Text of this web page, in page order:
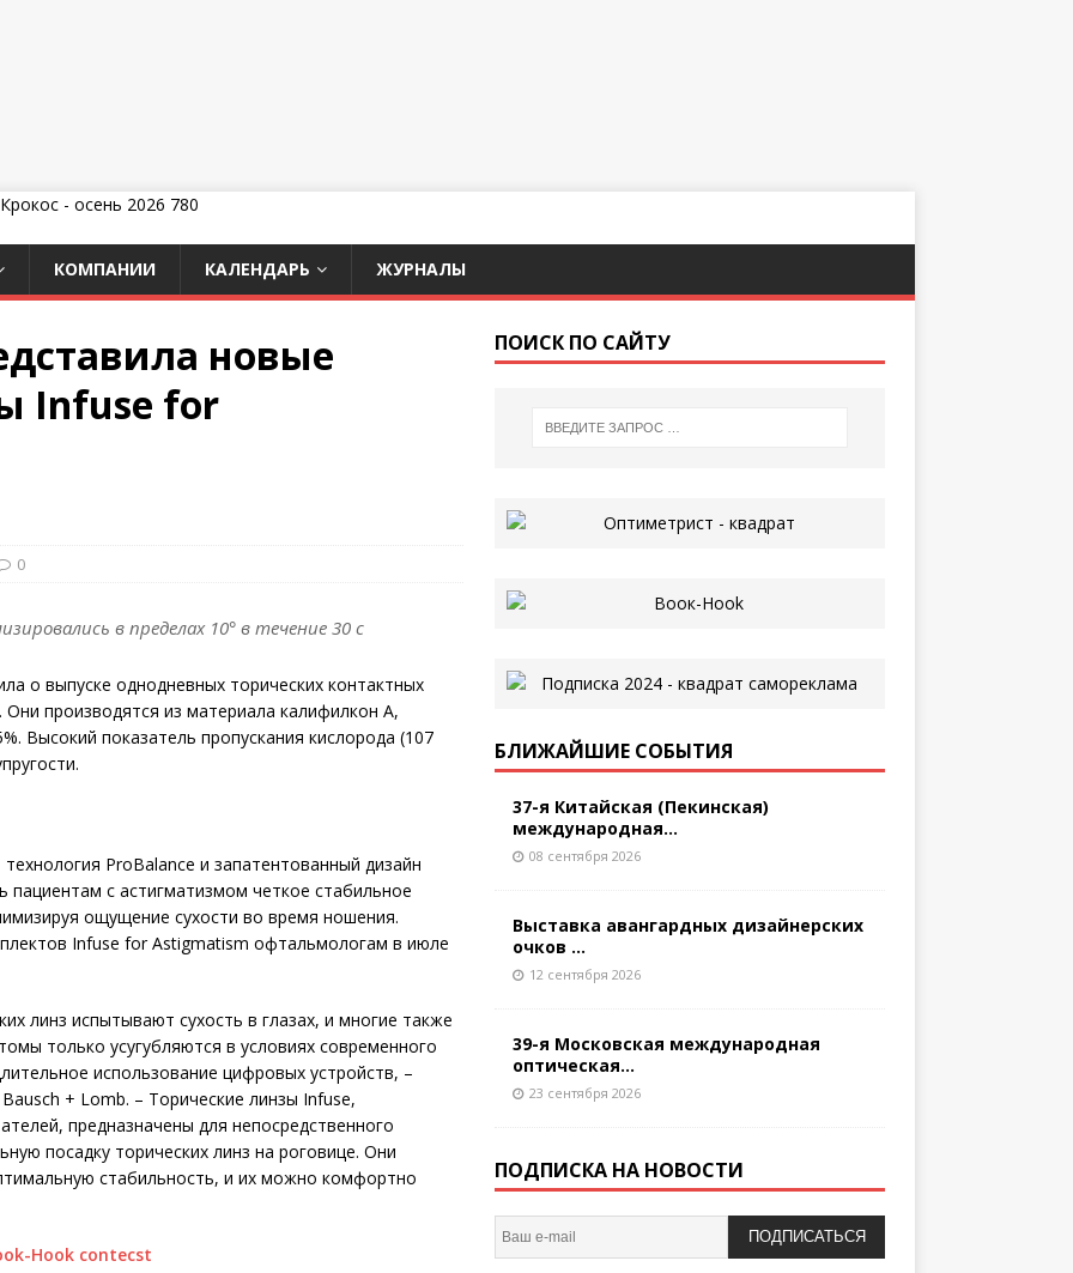
КОМПАНИИ КАЛЕНДАРЬ ЖУРНАЛЫ
новые
Infuse for
0
в пределах 10° в течение 30 с
о выпуске однодневных торических контактных
производятся из материала калифилкон А,
Высокий показатель пропускания кислорода (107
ProBalance и запатентованный дизайн
пациентам с астигматизмом четкое стабильное
ощущение сухости во время ношения.
Infuse for Astigmatism офтальмологам в июле
линз испытывают сухость в глазах, и многие также
только усугубляются в условиях современного
использование цифровых устройств, –
+ Lomb. – Торические линзы Infuse,
предназначены для непосредственного
посадку торических линз на роговице. Они
стабильность, и их можно комфортно
ПОИСК ПО САЙТУ
БЛИЖАЙШИЕ СОБЫТИЯ
37-я Китайская (Пекинская)
международная...
08 сентября 2026
Выставка авангардных дизайнерских
очков ...
12 сентября 2026
39-я Московская международная
оптическая...
23 сентября 2026
ПОДПИСКА НА НОВОСТИ
ПОДПИСАТЬСЯ